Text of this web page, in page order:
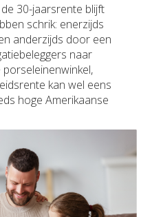
30-jaarsrente blijft
schrik: enerzijds
anderzijds door een
naar
kan wel eens
hoge Amerikaanse